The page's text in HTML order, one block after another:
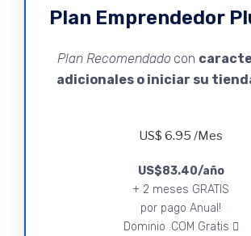
Plan Emprendedor
Plan Recomendado con
adicionales o iniciar su
US$ 6.95 /Mes
US$83.40/año
+ 2 meses GRATIS
por pago Anual!
Dominio .COM Gratis